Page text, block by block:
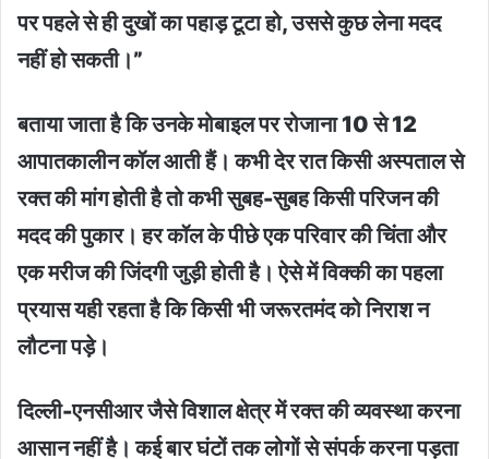
पर पहले से ही दुखों का पहाड़ टूटा हो, उससे कुछ लेना मदद
नहीं हो सकती।”
बताया जाता है कि उनके मोबाइल पर रोजाना 10 से 12
आपातकालीन कॉल आती हैं। कभी देर रात किसी अस्पताल से
रक्त की मांग होती है तो कभी सुबह-सुबह किसी परिजन की
मदद की पुकार। हर कॉल के पीछे एक परिवार की चिंता और
एक मरीज की जिंदगी जुड़ी होती है। ऐसे में विक्की का पहला
प्रयास यही रहता है कि किसी भी जरूरतमंद को निराश न
लौटना पड़े।
दिल्ली-एनसीआर जैसे विशाल क्षेत्र में रक्त की व्यवस्था करना
आसान नहीं है। कई बार घंटों तक लोगों से संपर्क करना पड़ता